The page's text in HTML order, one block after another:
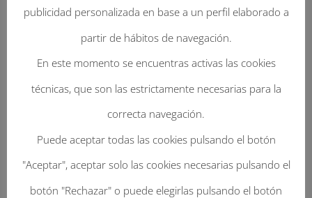
Enviar Un Comentario
Tu dirección de correo electrónico no será
Los campos obligatorios están
marcados con*
publicidad personalizada en base a un perfil elaborado a
partir de hábitos de navegación.
En este momento se encuentras activas las cookies
técnicas, que son las estrictamente necesarias para la
correcta navegación.
Puede aceptar todas las cookies pulsando el botón
"Aceptar", aceptar solo las cookies necesarias pulsando el
botón "Rechazar" o puede elegirlas pulsando el botón